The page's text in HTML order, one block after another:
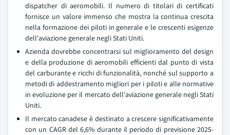
dispatcher di aeromobili. Il numero di titolari di certificati
fornisce un valore immenso che mostra la continua crescita
nella formazione dei piloti in generale e le crescenti esigenze
dell'aviazione generale negli Stati Uniti.
Azienda dovrebbe concentrarsi sul miglioramento del design
e della produzione di aeromobili efficienti dal punto di vista
del carburante e ricchi di funzionalità, nonché sul supporto a
metodi di addestramento migliori per i piloti e alle normative
in evoluzione per il mercato dell'aviazione generale negli Stati
Uniti.
Il mercato canadese è destinato a crescere significativamente
con un CAGR del 6,6% durante il periodo di previsione 2025-